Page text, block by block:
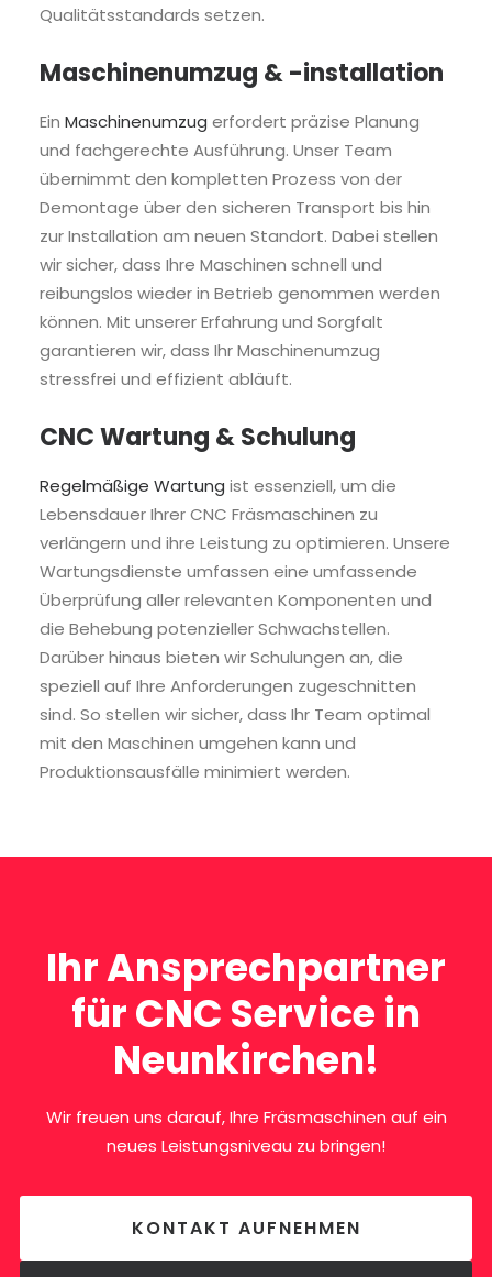
Qualitätsstandards setzen.
Maschinenumzug & -installation
Ein Maschinenumzug erfordert präzise Planung
und fachgerechte Ausführung. Unser Team
übernimmt den kompletten Prozess von der
Demontage über den sicheren Transport bis hin
zur Installation am neuen Standort. Dabei stellen
wir sicher, dass Ihre Maschinen schnell und
reibungslos wieder in Betrieb genommen werden
können. Mit unserer Erfahrung und Sorgfalt
garantieren wir, dass Ihr Maschinenumzug
stressfrei und effizient abläuft.
CNC Wartung & Schulung
Regelmäßige Wartung ist essenziell, um die
Lebensdauer Ihrer CNC Fräsmaschinen zu
verlängern und ihre Leistung zu optimieren. Unsere
Wartungsdienste umfassen eine umfassende
Überprüfung aller relevanten Komponenten und
die Behebung potenzieller Schwachstellen.
Darüber hinaus bieten wir Schulungen an, die
speziell auf Ihre Anforderungen zugeschnitten
sind. So stellen wir sicher, dass Ihr Team optimal
mit den Maschinen umgehen kann und
Produktionsausfälle minimiert werden.
Ihr Ansprechpartner
für CNC Service in
Neunkirchen!
Wir freuen uns darauf, Ihre Fräsmaschinen auf ein
neues Leistungsniveau zu bringen!
KONTAKT AUFNEHMEN